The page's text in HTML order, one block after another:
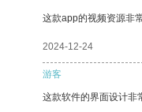
这款app的视频资源非
2024-12-24
游客
这款软件的界面设计非